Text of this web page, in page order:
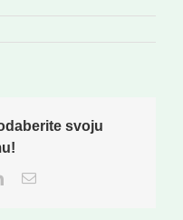
svoju
LinkedInEmail: